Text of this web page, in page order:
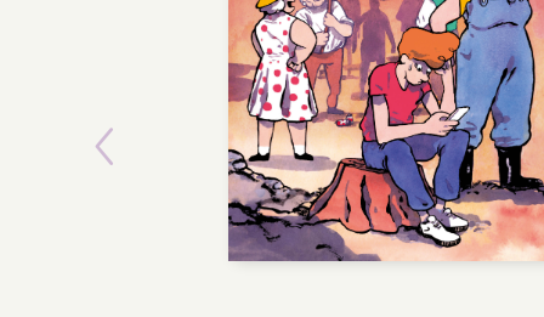
Previous